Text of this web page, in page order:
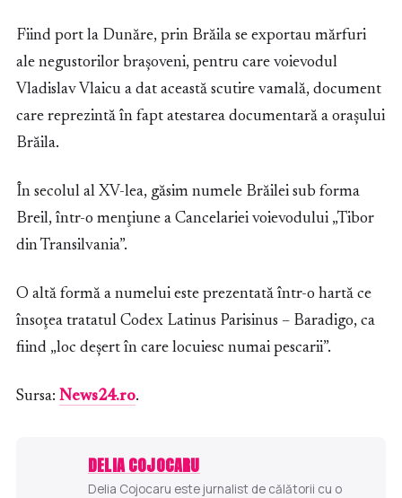
Fiind port la Dunăre, prin Brăila se exportau mărfuri
ale negustorilor braşoveni, pentru care voievodul
Vladislav Vlaicu a dat această scutire vamală, document
care reprezintă în fapt atestarea documentară a oraşului
Brăila.
În secolul al XV-lea, găsim numele Brăilei sub forma
Breil, într-o menţiune a Cancelariei voievodului „Tibor
din Transilvania”.
O altă formă a numelui este prezentată într-o hartă ce
însoţea tratatul Codex Latinus Parisinus – Baradigo, ca
fiind „loc deşert în care locuiesc numai pescarii”.
Sursa: News24.ro.
DELIA COJOCARU
Delia Cojocaru este jurnalist de călătorii cu o